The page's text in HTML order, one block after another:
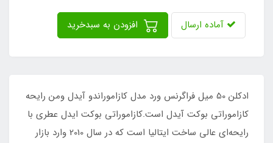
آماده ارسال
ادکلن 50 میل فراگرنس ورد مدل کازاموراندو آیدل ومن رایحه
کازاموراتی بوکت آیدل است.کازاموراتی بوکت ایدل عطری با
رایحه‌ای عالی ساخت ایتالیا است که در سال 2010 وارد بازار